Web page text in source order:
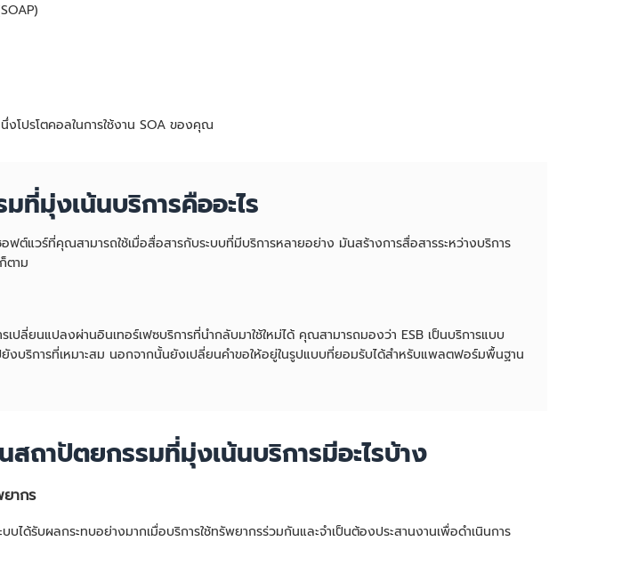
งโปรโตคอลในการใช้งาน SOA ของคุณ
ที่มุ่งเน้นบริการคืออะไร
ต์แวร์ที่คุณสามารถใช้เมื่อสื่อสารกับระบบที่มีบริการหลายอย่าง มันสร้างการสื่อสารระหว่างบริการ
ตาม
รเปลี่ยนแปลงผ่านอินเทอร์เฟซบริการที่นำกลับมาใช้ใหม่ได้ คุณสามารถมองว่า ESB เป็นบริการแบบ
งบริการที่เหมาะสม นอกจากนั้นยังเปลี่ยนคำขอให้อยู่ในรูปแบบที่ยอมรับได้สำหรับแพลตฟอร์มพื้นฐาน
สถาปัตยกรรมที่มุ่งเน้นบริการมีอะไรบ้าง
ากร
บได้รับผลกระทบอย่างมากเมื่อบริการใช้ทรัพยากรร่วมกันและจำเป็นต้องประสานงานเพื่อดำเนินการ